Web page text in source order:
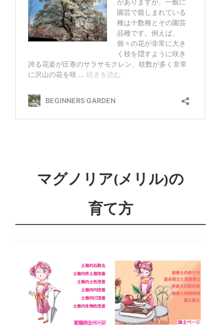
マグノリア(メリル)の
育て方